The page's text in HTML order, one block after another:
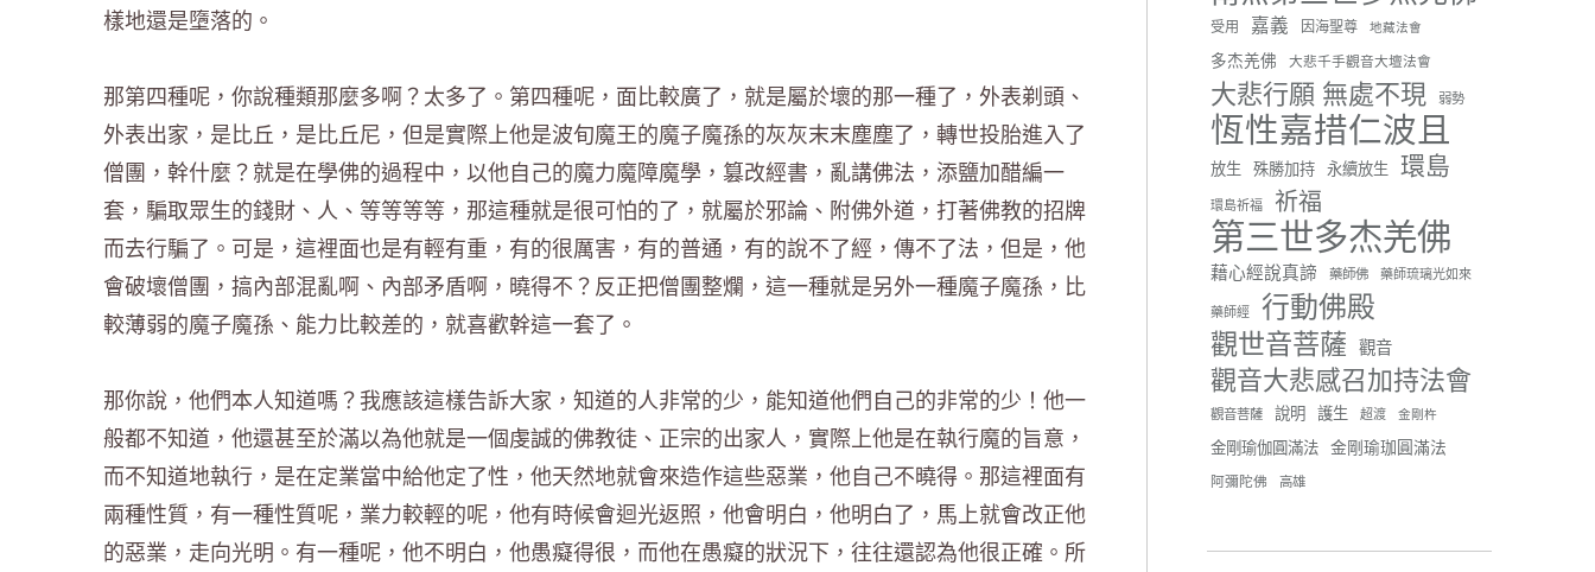
樣地還是墮落的。
那第四種呢，你說種類那麼多啊？太多了。第四種呢，面比較廣了，就是屬於壞的那一種了，外表剃頭、
外表出家，是比丘，是比丘尼，但是實際上他是波旬魔王的魔子魔孫的灰灰末末塵塵了，轉世投胎進入了
僧團，幹什麼？就是在學佛的過程中，以他自己的魔力魔障魔學，篡改經書，亂講佛法，添鹽加醋編一
套，騙取眾生的錢財、人、等等等等，那這種就是很可怕的了，就屬於邪論、附佛外道，打著佛教的招牌
而去行騙了。可是，這裡面也是有輕有重，有的很厲害，有的普通，有的說不了經，傳不了法，但是，他
會破壞僧團，搞內部混亂啊、內部矛盾啊，曉得不？反正把僧團整爛，這一種就是另外一種魔子魔孫，比
較薄弱的魔子魔孫、能力比較差的，就喜歡幹這一套了。
那你說，他們本人知道嗎？我應該這樣告訴大家，知道的人非常的少，能知道他們自己的非常的少！他一
般都不知道，他還甚至於滿以為他就是一個虔誠的佛教徒、正宗的出家人，實際上他是在執行魔的旨意，
而不知道地執行，是在定業當中給他定了性，他天然地就會來造作這些惡業，他自己不曉得。那這裡面有
兩種性質，有一種性質呢，業力較輕的呢，他有時候會迴光返照，他會明白，他明白了，馬上就會改正他
的惡業，走向光明。有一種呢，他不明白，他愚癡得很，而他在愚癡的狀況下，往往還認為他很正確。所
#正心會
#新北記者職業工會
#基隆榮服處
#花蓮榮家
91 42 則留言
分享
世界佛教正心會
June 21, 2026, 12:54 AM
週日（6/21）將於世界佛教正
心會金龜山三寶殿... 觀看更多
受用 嘉義 因海聖尊 地藏法會
多杰羌佛 大悲千手觀音大壇法會
大悲行願 無處不現 弱勢
恆性嘉措仁波且
放生 殊勝加持 永續放生 環島
環島祈福 祈福
第三世多杰羌佛
藉心經說真諦 藥師佛 藥師琉璃光如來
藥師經 行動佛殿
觀世音菩薩 觀音
觀音大悲感召加持法會
觀音菩薩 說明 護生 超渡 金剛杵
金剛瑜伽圓滿法 金剛瑜珈圓滿法
阿彌陀佛 高雄